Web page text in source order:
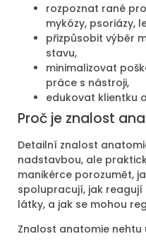
rozpoznat rané
mykózy, psoriázy,
přizpůsobit výběr
stavu,
minimalizovat
práce s nástroji,
edukovat klientku
Proč je znalost
Detailní znalost
nadstavbou, ale
manikérce porozumět,
spolupracují, jak
látky, a jak se mohou
Znalost anatomie nehtu